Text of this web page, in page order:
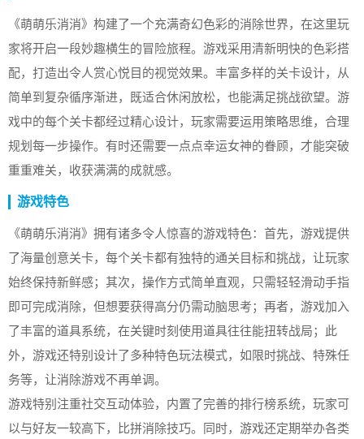
《萌萌乐消消》构建了一个充满奇幻色彩的消除世界，在这里玩
家将开启一段妙趣横生的冒险旅程。游戏采用清新明快的色彩搭
配，打造出令人赏心悦目的视觉效果。丰富多样的关卡设计，从
简单到复杂循序渐进，既适合休闲放松，也能满足挑战欲望。游
戏中的每个关卡都经过精心设计，玩家需要运用策略思维，合理
规划每一步操作。有时还需要一点点幸运女神的眷顾，才能突破
重重难关，收获满满的成就感。
游戏特色
《萌萌乐消消》拥有诸多令人惊喜的游戏特色：首先，游戏提供
了海量创意关卡，每个关卡都有独特的通关目标和挑战，让玩家
始终保持新鲜感；其次，操作方式简单直观，只需轻轻滑动手指
即可完成消除，但想要获得高分仍需动脑思考；再者，游戏加入
了丰富的道具系统，在关键时刻使用道具往往能扭转战局；此
外，游戏还特别设计了多种特色玩法模式，如限时挑战、特殊任
务等，让消除游戏不再单调。
游戏特别注重社交互动体验，内置了完善的排行榜系统，玩家可
以与好友一较高下，比拼消除技巧。同时，游戏还定期举办各类